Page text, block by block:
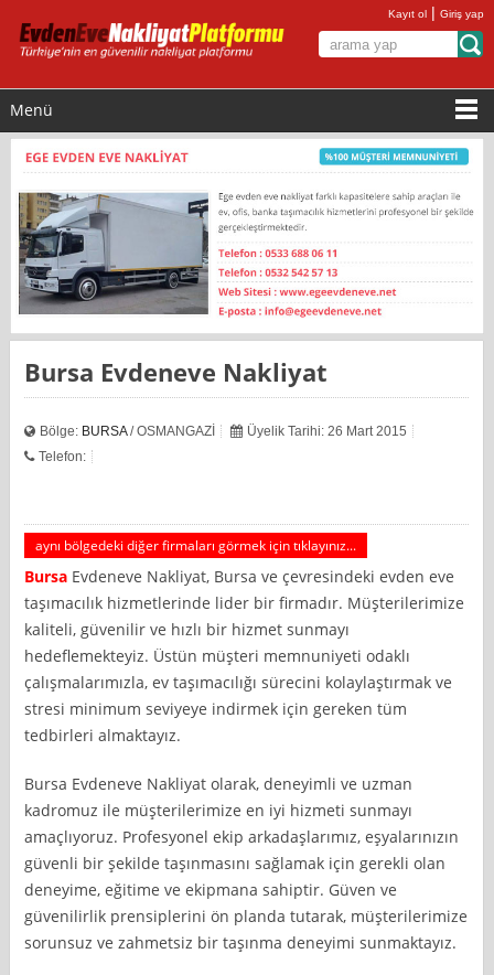
Kayıt ol |Giriş yap
Menü
Bursa Evdeneve Nakliyat
Bölge: BURSA/ OSMANGAZİ
Üyelik Tarihi: 26 Mart 2015
Telefon:
aynı bölgedeki diğer firmaları görmek için tıklayınız...
Bursa Evdeneve Nakliyat, Bursa ve çevresindeki evden eve
taşımacılık hizmetlerinde lider bir firmadır. Müşterilerimize
kaliteli, güvenilir ve hızlı bir hizmet sunmayı
hedeflemekteyiz. Üstün müşteri memnuniyeti odaklı
çalışmalarımızla, ev taşımacılığı sürecini kolaylaştırmak ve
stresi minimum seviyeye indirmek için gereken tüm
tedbirleri almaktayız.
Bursa Evdeneve Nakliyat olarak, deneyimli ve uzman
kadromuz ile müşterilerimize en iyi hizmeti sunmayı
amaçlıyoruz. Profesyonel ekip arkadaşlarımız, eşyalarınızın
güvenli bir şekilde taşınmasını sağlamak için gerekli olan
deneyime, eğitime ve ekipmana sahiptir. Güven ve
güvenilirlik prensiplerini ön planda tutarak, müşterilerimize
sorunsuz ve zahmetsiz bir taşınma deneyimi sunmaktayız.